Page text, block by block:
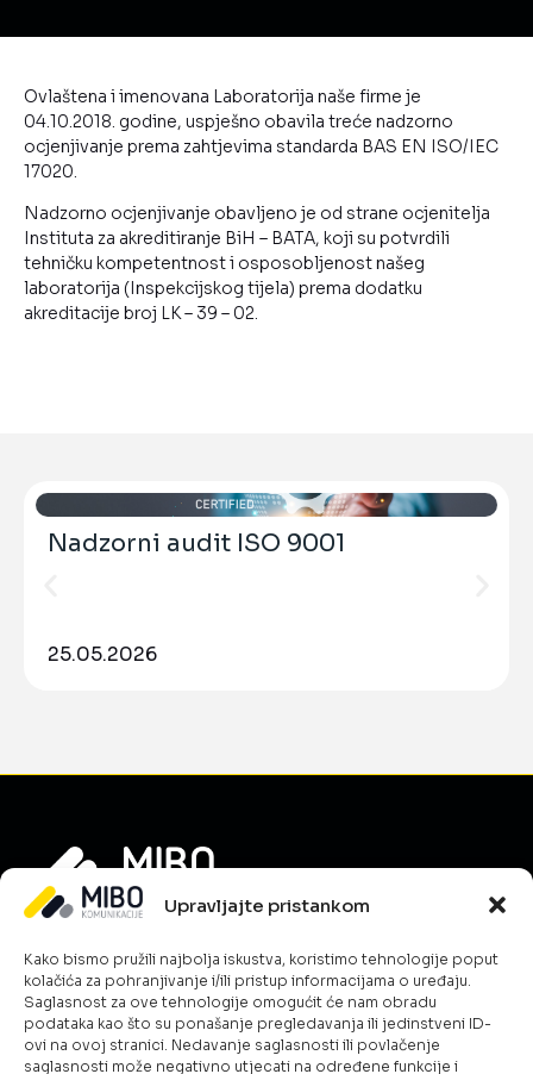
Upravljajte pristankom
Kako bismo pružili najbolja iskustva, koristimo tehnologije poput
kolačića za pohranjivanje i/ili pristup informacijama o uređaju.
Saglasnost za ove tehnologije omogućit će nam obradu
podataka kao što su ponašanje pregledavanja ili jedinstveni ID-
ovi na ovoj stranici. Nedavanje saglasnosti ili povlačenje
saglasnosti može negativno utjecati na određene funkcije i
Ovlaštena i imenovana Laboratorija naše firme je
04.10.2018. godine, uspješno obavila treće nadzorno
ocjenjivanje prema zahtjevima standarda BAS EN ISO/IEC
17020.
Nadzorno ocjenjivanje obavljeno je od strane ocjenitelja
Instituta za akreditiranje BiH – BATA, koji su potvrdili
tehničku kompetentnost i osposobljenost našeg
laboratorija (Inspekcijskog tijela) prema dodatku
akreditacije broj LK – 39 – 02.
Nadzorni audit ISO 9001
25.05.2026
O nama
Novosti
Karijera
Uslovi poslovanja